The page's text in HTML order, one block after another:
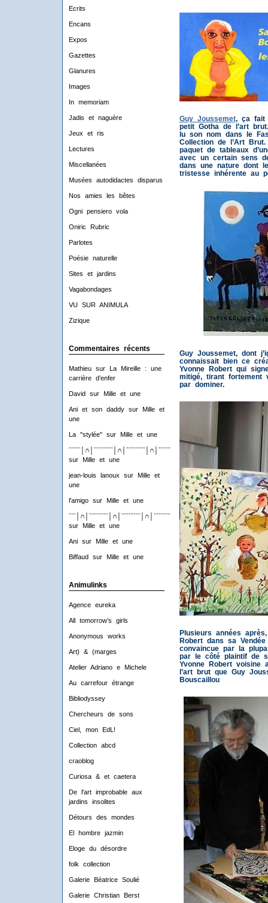
Ecrits
Encans
Expos
Gazettes
Glanures
Images
In memoriam
Jadis et naguère
Jeux et ris
Lectures
Miscellanées
Musées autodidactes disparus
Nos amies les bêtes
Ogni pensiero vola
Oniric Rubric
Parlotes
Poésie naturelle
Sites et jardins
Vagabondages
VU SUR ANIMULA
Zizique
Commentaires récents
Mathieusur
La Mireille : une
carrière d’enfer
David sur Mille et une
Ani et son daddysur
Mille et
une
La "stylée"sur Mille et une
ˉˉˉˉˉ│∩│ˉˉˉˉˉˉˉˉ│∩│ˉˉˉˉˉˉˉˉ│∩│ˉˉˉˉˉˉˉˉ│∩│ˉˉˉˉ
sur
Mille et une
jean-louis lanoux sur
Mille et
une
l'amigosur Mille et une
ˉˉˉ│∩│ˉˉˉˉˉˉˉˉ│∩│ˉˉˉˉˉˉˉˉ│∩│ˉˉˉˉˉˉˉˉ│∩│ˉˉˉ
sur
Mille et une
Anisur Mille et une
Biffaud sur Mille et une
Animulinks
Agence eureka
All tomorrow’s girls
Anonymous works
Art) & (marges
Atelier Adriano e Michele
Au carrefour étrange
Bibliodyssey
Chercheurs de sons
Ciel, mon EdL!
Collection abcd
craoblog
Curiosa & et caetera
De l'art improbable aux
jardins insolites
Détours des mondes
El hombre jazmin
Eloge du désordre
folk collection
Galerie Béatrice Soulié
Galerie Christian Berst
Guy Joussemet, ça fait
petit Gotha de l’art
lu son nom dans le
Collection de l’Art
paquet de tableaux
avec un certain sens
dans une nature dont
tristesse inhérente au
Guy Joussemet, dont
connaissait bien ce
Yvonne Robert qui
mitigé, tirant fortement
par dominer.
Plusieurs années
Robert dans sa
convaincue par la
par le côté plaintif de
Yvonne Robert voisine
l’art brut que Guy
Bouscaillou